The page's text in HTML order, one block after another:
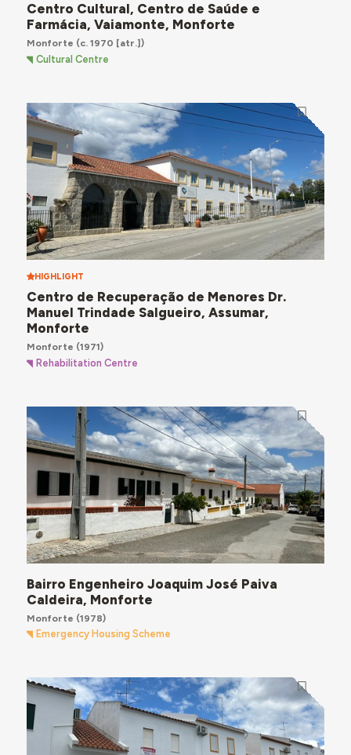
Centro Cultural, Centro de Saúde e
Farmácia, Vaiamonte, Monforte
Monforte (c. 1970 [atr.])
Cultural Centre
HIGHLIGHT
Centro de Recuperação de Menores Dr.
Manuel Trindade Salgueiro, Assumar,
Monforte
Monforte (1971)
Rehabilitation Centre
Bairro Engenheiro Joaquim José Paiva
Caldeira, Monforte
Monforte (1978)
Emergency Housing Scheme